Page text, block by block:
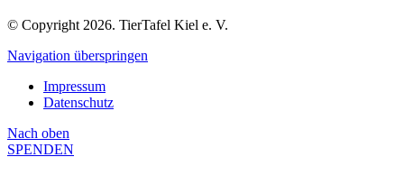
© Copyright 2026. TierTafel Kiel e. V.
Navigation überspringen
Impressum
Datenschutz
Nach oben
SPENDEN